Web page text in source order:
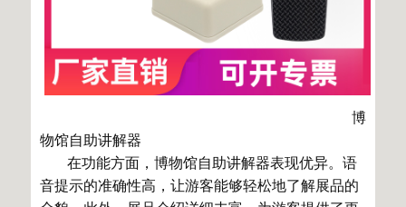
博
物馆自助讲解器
在功能方面，博物馆自助讲解器表现优异。语
音提示的准确性高，让游客能够轻松地了解展品的